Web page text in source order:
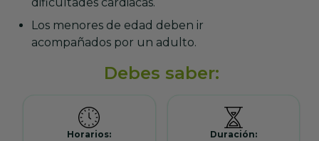
Los menores de edad deben ir
acompañados por un adulto.
Debes saber:
Horarios:
Duración: